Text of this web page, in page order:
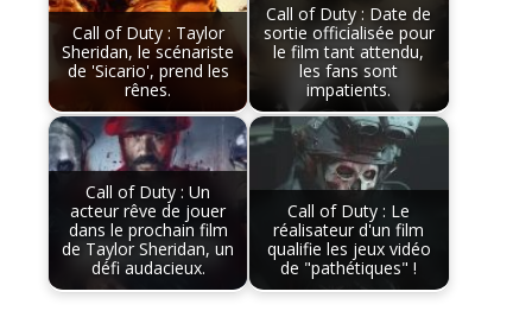
Call of Duty : Taylor
Sheridan, le scénariste
de 'Sicario', prend les
rênes.
Call of Duty : Date de
sortie officialisée pour
le film tant attendu,
les fans sont
impatients.
Call of Duty : Un
acteur rêve de jouer
dans le prochain film
de Taylor Sheridan, un
défi audacieux.
Call of Duty : Le
réalisateur d'un film
qualifie les jeux vidéo
de "pathétiques" !